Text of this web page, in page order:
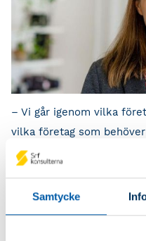
Samtycke
– Vi går igenom vilka
vilka företag som
kan fortsätta tillämpa K2.
och förtydliganden i K2,
i praktiken och om några